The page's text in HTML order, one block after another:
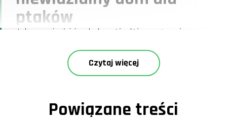
ptaków
Jednym z najważniejszych elementów, które mogą pomóc
Te niepozorne konstrukcje mogą stać się domem dla wielu gatunków,
od sikorek po szpaki. Jednak, jak każda budowla, wymagają one
odpowiednich warunków, aby stały się atrakcyjne dla potencjalnych
lokatorów. Przez lata prób i błędów nauczyliśmy się, że kluczową rolę
Wybierz odpowiedni typ budki
W naszych doświadczeniach z ogrodnictwem często spotykaliśmy się
Czytaj więcej
Powiązane treści